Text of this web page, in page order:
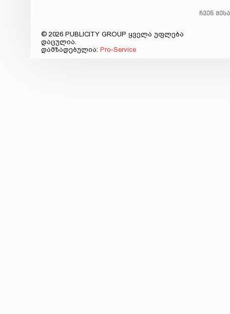
ჩვენ
© 2026 PUBLICITY GROUP ყველა უფლება
დაცულია.
დამზადებულია: Pro-Service